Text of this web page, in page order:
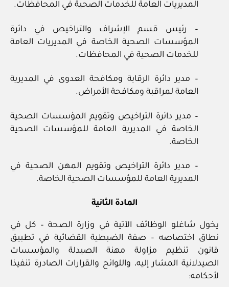
المديريات العامة للخدمات الصحية في المحافظات.
– رئيس قسم الإشراف والتراخيص في دائرة
المؤسسات الصحية الخاصة في المديريات العامة
للخدمات الصحية في المحافظات.
– مدير دائرة الرقابة ومكافحة العدوى في المديرية
العامة لمراقبة ومكافحة الأمراض.
– مدير دائرة التراخيص وتقويم المؤسسات الصحية
الخاصة في المديرية العامة للمؤسسات الصحية
الخاصة.
– مدير دائرة التراخيص وتقويم المهن الصحية في
المديرية العامة للمؤسسات الصحية الخاصة.
المادة الثانية
يخول شاغلو الوظائف الآتية في وزارة الصحة – كل في
نطاق اختصاصه – صفة الضبطية القضائية في تطبيق
قانون تنظيم مزاولة مهنة الصيدلة والمؤسسات
الصيدلانية المشار إليه، واللوائح والقرارات الصادرة تنفيذا
لأحكامه: